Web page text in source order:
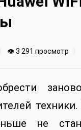
👁 3 291 просмотр
не